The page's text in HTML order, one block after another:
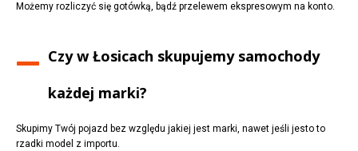
Możemy rozliczyć się gotówką, bądź przelewem ekspresowym na konto.
Czy wŁosicach skupujemy samochody
każdej marki?
Skupimy Twój pojazd bez względu jakiej jest marki, nawet jeśli jesto to
rzadki model z importu.